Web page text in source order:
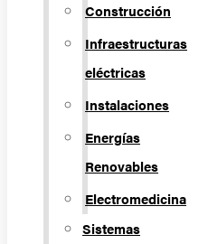
Construcción
Infraestructuras
eléctricas
Instalaciones
Energías
Renovables
Electromedicina
Sistemas